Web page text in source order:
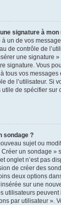
signature à mon
un de vos
de contrôle de
une signature
signature. Vous
tous vos
de l’utilisateur. Si
de spécifier sur
sondage ?
sujet ou
Créer un sondage »
onglet n’est pas
de créer des
deux options
sur une
utilisateurs
par utilisateur ».